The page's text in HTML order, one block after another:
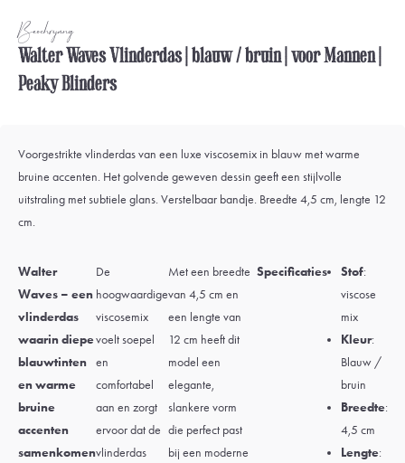
Beschrijving
Walter Waves Vlinderdas | blauw / bruin | voor Mannen |
Peaky Blinders
Voorgestrikte vlinderdas van een luxe viscosemix in blauw met warme
bruine accenten. Het golvende geweven dessin geeft een stijlvolle
uitstraling met subtiele glans. Verstelbaar bandje. Breedte 4,5 cm, lengte 12
cm.
Walter
Waves – een
vlinderdas
waarin diepe
blauwtinten
en warme
bruine
accenten
samenkomen
De
hoogwaardige
viscosemix
voelt soepel
en
comfortabel
aan en zorgt
ervoor dat de
vlinderdas
Met een breedte
van 4,5 cm en
een lengte van
12 cm heeft dit
model een
elegante,
slankere vorm
die perfect past
bij een moderne
Specificaties Stof:
viscose
mix
Kleur:
Blauw /
bruin
Breedte:
4,5 cm
Lengte: